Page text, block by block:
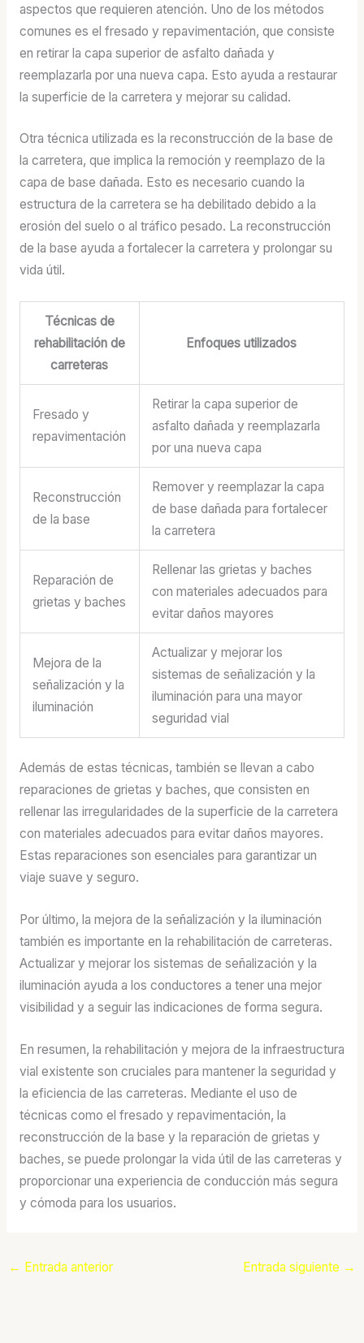
aspectos que requieren atención. Uno de los métodos
comunes es el fresado y repavimentación, que consiste
en retirar la capa superior de asfalto dañada y
reemplazarla por una nueva capa. Esto ayuda a restaurar
la superficie de la carretera y mejorar su calidad.
Otra técnica utilizada es la reconstrucción de la base de
la carretera, que implica la remoción y reemplazo de la
capa de base dañada. Esto es necesario cuando la
estructura de la carretera se ha debilitado debido a la
erosión del suelo o al tráfico pesado. La reconstrucción
de la base ayuda a fortalecer la carretera y prolongar su
vida útil.
Técnicas de
rehabilitación de
carreteras
Enfoques utilizados
Fresado y
repavimentación
Retirar la capa superior de
asfalto dañada y reemplazarla
por una nueva capa
Reconstrucción
de la base
Remover y reemplazar la capa
de base dañada para fortalecer
la carretera
Reparación de
grietas y baches
Rellenar las grietas y baches
con materiales adecuados para
evitar daños mayores
Mejora de la
señalización y la
iluminación
Actualizar y mejorar los
sistemas de señalización y la
iluminación para una mayor
seguridad vial
Además de estas técnicas, también se llevan a cabo
reparaciones de grietas y baches, que consisten en
rellenar las irregularidades de la superficie de la carretera
con materiales adecuados para evitar daños mayores.
Estas reparaciones son esenciales para garantizar un
viaje suave y seguro.
Por último, la mejora de la señalización y la iluminación
también es importante en la rehabilitación de carreteras.
Actualizar y mejorar los sistemas de señalización y la
iluminación ayuda a los conductores a tener una mejor
visibilidad y a seguir las indicaciones de forma segura.
En resumen, la rehabilitación y mejora de la infraestructura
vial existente son cruciales para mantener la seguridad y
la eficiencia de las carreteras. Mediante el uso de
técnicas como el fresado y repavimentación, la
reconstrucción de la base y la reparación de grietas y
baches, se puede prolongar la vida útil de las carreteras y
proporcionar una experiencia de conducción más segura
y cómoda para los usuarios.
← Entrada anterior Entrada siguiente →